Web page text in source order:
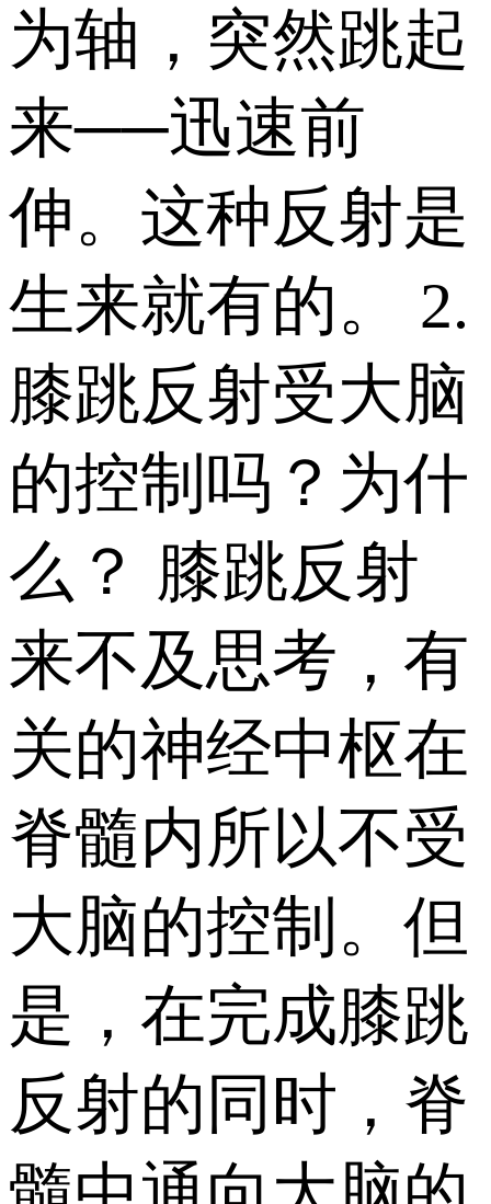
为轴，突然跳起
来──迅速前
伸。这种反射是
生来就有的。 2.
膝跳反射受大脑
的控制吗？为什
么？ 膝跳反射
来不及思考，有
关的神经中枢在
脊髓内所以不受
大脑的控制。但
是，在完成膝跳
反射的同时，脊